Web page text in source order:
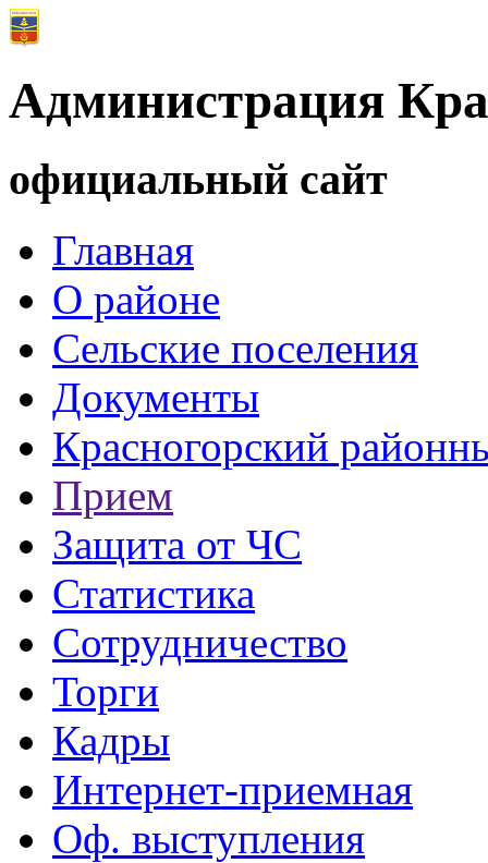
Администрация
официальный сайт
Главная
О районе
Сельские поселения
Документы
Красногорский
Прием
Защита от ЧС
Статистика
Сотрудничество
Торги
Кадры
Интернет-приемная
Оф. выступления